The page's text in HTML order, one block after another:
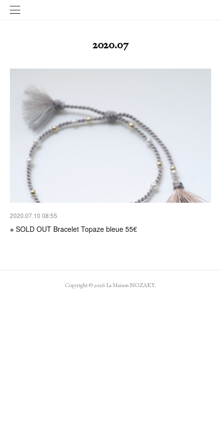
2020.07
2020.07.10 08:55
※ SOLD OUT Bracelet Topaze bleue 55€
Copyright ©2026 La Maison NOZAKY.